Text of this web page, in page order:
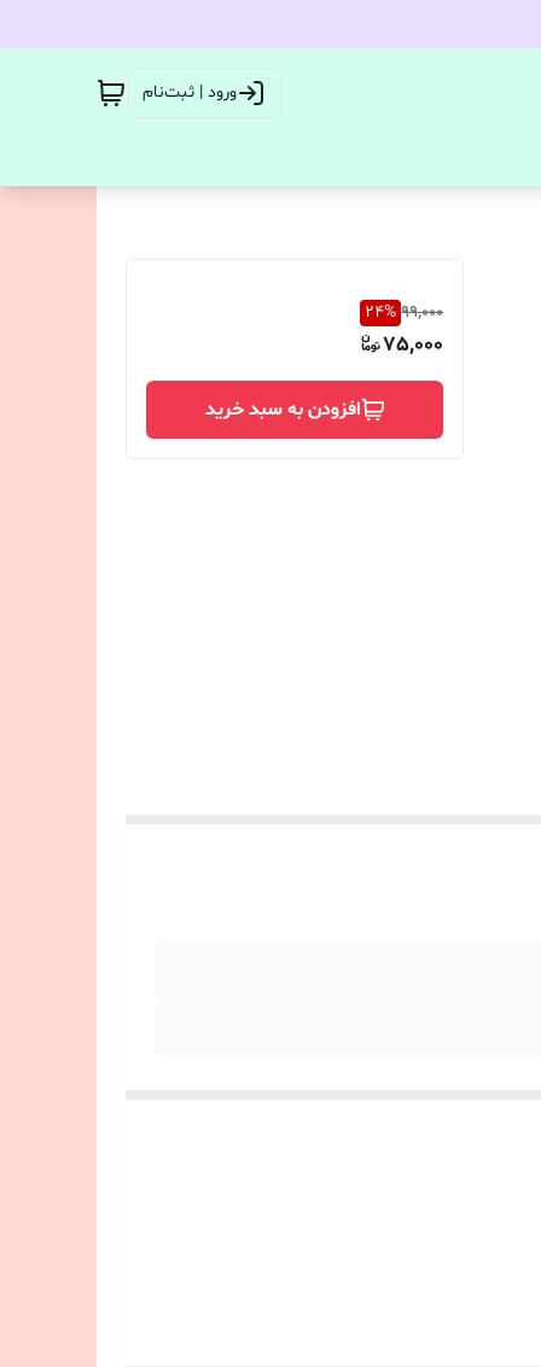
ورود | ثبت‌نام
99,000
24%
75,000
افزودن به سبد خرید